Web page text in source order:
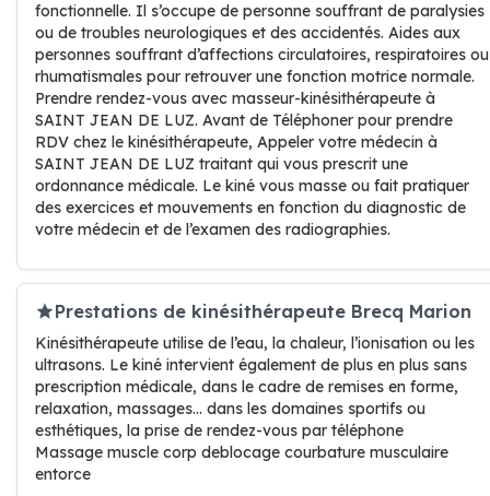
fonctionnelle. Il s’occupe de personne souffrant de paralysies
ou de troubles neurologiques et des accidentés. Aides aux
personnes souffrant d’affections circulatoires, respiratoires ou
rhumatismales pour retrouver une fonction motrice normale.
Prendre rendez-vous avec masseur-kinésithérapeute à
SAINT JEAN DE LUZ. Avant de Téléphoner pour prendre
RDV chez le kinésithérapeute, Appeler votre médecin à
SAINT JEAN DE LUZ traitant qui vous prescrit une
ordonnance médicale. Le kiné vous masse ou fait pratiquer
des exercices et mouvements en fonction du diagnostic de
votre médecin et de l’examen des radiographies.
Prestations de kinésithérapeute Brecq Marion
Kinésithérapeute utilise de l’eau, la chaleur, l’ionisation ou les
ultrasons. Le kiné intervient également de plus en plus sans
prescription médicale, dans le cadre de remises en forme,
relaxation, massages… dans les domaines sportifs ou
esthétiques, la prise de rendez-vous par téléphone
Massage muscle corp deblocage courbature musculaire
entorce